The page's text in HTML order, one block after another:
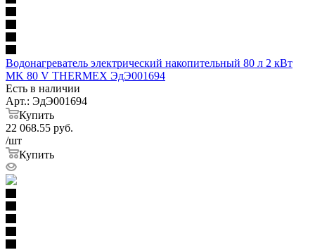
Водонагреватель электрический накопительный 80 л 2 кВт
MK 80 V THERMEX ЭдЭ001694
Есть в наличии
Арт.: ЭдЭ001694
Купить
22 068.55 руб.
/шт
Купить